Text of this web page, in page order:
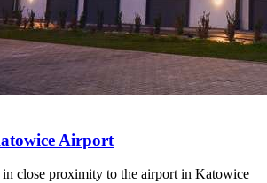
Airport
close proximity to the airport in Katowice